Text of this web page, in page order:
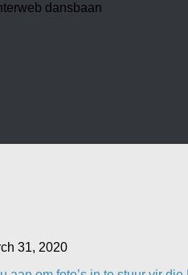
dansbaan
31, 2020